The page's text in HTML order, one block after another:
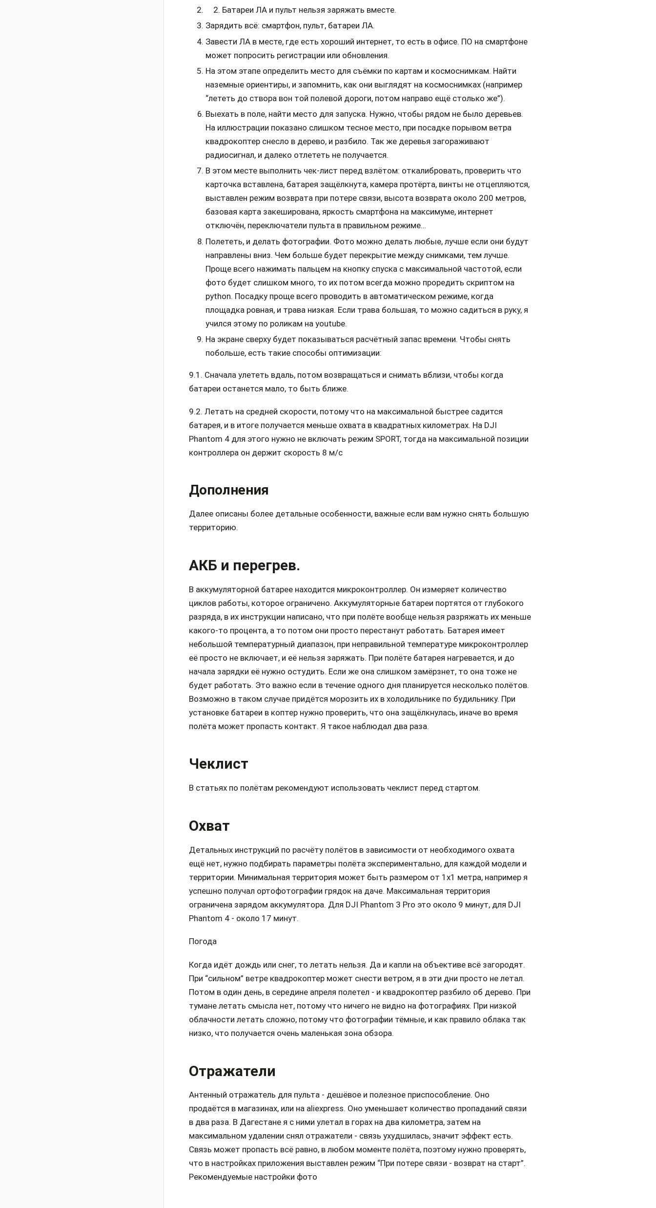
Батареи ЛА и пульт нельзя заряжать вместе.
Зарядить всё: смартфон, пульт, батареи ЛА.
Завести ЛА в месте, где есть хороший интернет, то есть в офисе. ПО на смартфоне
может попросить регистрации или обновления.
На этом этапе определить место для съёмки по картам и космоснимкам. Найти
наземные ориентиры, и запомнить, как они выглядят на космоснимках (например
“лететь до створа вон той полевой дороги, потом направо ещё столько же”).
Выехать в поле, найти место для запуска. Нужно, чтобы рядом не было деревьев.
На иллюстрации показано слишком тесное место, при посадке порывом ветра
квадрокоптер снесло в дерево, и разбило. Так же деревья загораживают
радиосигнал, и далеко отлететь не получается.
В этом месте выполнить чек-лист перед взлётом: откалибровать, проверить что
карточка вставлена, батарея защёлкнута, камера протёрта, винты не отцепляются,
выставлен режим возврата при потере связи, высота возврата около 200 метров,
базовая карта закеширована, яркость смартфона на максимуме, интернет
отключён, переключатели пульта в правильном режиме…
Полететь, и делать фотографии. Фото можно делать любые, лучше если они будут
направлены вниз. Чем больше будет перекрытие между снимками, тем лучше.
Проще всего нажимать пальцем на кнопку спуска с максимальной частотой, если
фото будет слишком много, то их потом всегда можно проредить скриптом на
python. Посадку проще всего проводить в автоматическом режиме, когда
площадка ровная, и трава низкая. Если трава большая, то можно садиться в руку, я
учился этому по роликам на youtube.
На экране сверху будет показываться расчётный запас времени. Чтобы снять
побольше, есть такие способы оптимизации:
9.1. Сначала улететь вдаль, потом возвращаться и снимать вблизи, чтобы когда
батареи останется мало, то быть ближе.
9.2. Летать на средней скорости, потому что на максимальной быстрее садится
батарея, и в итоге получается меньше охвата в квадратных километрах. На DJI
Phantom 4 для этого нужно не включать режим SPORT, тогда на максимальной позиции
контроллера он держит скорость 8 м/c
Дополнения
Далее описаны более детальные особенности, важные если вам нужно снять большую
территорию.
АКБ и перегрев.
В аккумуляторной батарее находится микроконтроллер. Он измеряет количество
циклов работы, которое ограничено. Аккумуляторные батареи портятся от глубокого
разряда, в их инструкции написано, что при полёте вообще нельзя разряжать их меньше
какого-то процента, а то потом они просто перестанут работать. Батарея имеет
небольшой температурный диапазон, при неправильной температуре микроконтроллер
её просто не включает, и её нельзя заряжать. При полёте батарея нагревается, и до
начала зарядки её нужно остудить. Если же она слишком замёрзнет, то она тоже не
будет работать. Это важно если в течение одного дня планируется несколько полётов.
Возможно в таком случае придётся морозить их в холодильнике по будильнику. При
установке батареи в коптер нужно проверить, что она защёлкнулась, иначе во время
полёта может пропасть контакт. Я такое наблюдал два раза.
Чеклист
В статьях по полётам рекомендуют использовать чеклист перед стартом.
Охват
Детальных инструкций по расчёту полётов в зависимости от необходимого охвата
ещё нет, нужно подбирать параметры полёта экспериментально, для каждой модели и
территории. Минимальная территория может быть размером от 1x1 метра, например я
успешно получал ортофотографии грядок на даче. Максимальная территория
ограничена зарядом аккумулятора. Для DJI Phantom 3 Pro это около 9 минут, для DJI
Phantom 4 - около 17 минут.
Погода
Когда идёт дождь или снег, то летать нельзя. Да и капли на объективе всё загородят.
При “сильном” ветре квадрокоптер может снести ветром, я в эти дни просто не летал.
Потом в один день, в середине апреля полетел - и квадрокоптер разбило об дерево. При
тумане летать смысла нет, потому что ничего не видно на фотографиях. При низкой
облачности летать сложно, потому что фотографии тёмные, и как правило облака так
низко, что получается очень маленькая зона обзора.
Отражатели
Антенный отражатель для пульта - дешёвое и полезное приспособление. Оно
продаётся в магазинах, или на aliexpress. Оно уменьшает количество пропаданий связи
в два раза. В Дагестане я с ними улетал в горах на два километра, затем на
максимальном удалении снял отражатели - связь ухудшилась, значит эффект есть.
Связь может пропасть всё равно, в любом моменте полёта, поэтому нужно проверять,
что в настройках приложения выставлен режим “При потере связи - возврат на старт”.
Рекомендуемые настройки фото